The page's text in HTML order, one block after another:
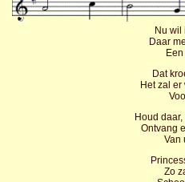
Nu wil
Daar
Dat
Het zal
Houd
Ontvang
Van
Zo